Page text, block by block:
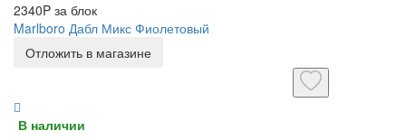
2340P за блок
Marlboro Дабл Микс Фиолетовый
Отложить в магазине
В наличии